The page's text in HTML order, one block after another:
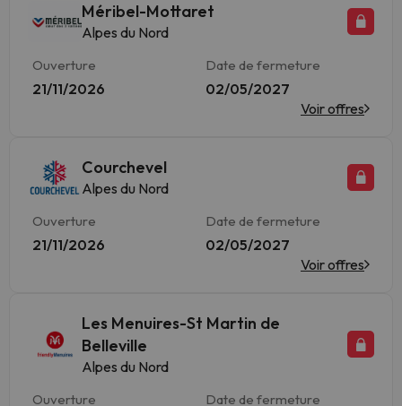
Méribel-Mottaret
Alpes du Nord
Ouverture
21/11/2026
Date de fermeture
02/05/2027
Voir offres
Courchevel
Alpes du Nord
Ouverture
21/11/2026
Date de fermeture
02/05/2027
Voir offres
Les Menuires-St Martin de
Belleville
Alpes du Nord
Ouverture Date de fermeture